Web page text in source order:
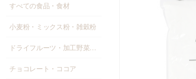
すべての食品・食材
小麦粉・ミックス粉・雑穀粉
ドライフルーツ・加工野菜・果物
チョコレート・ココア